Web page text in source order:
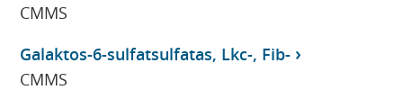
CMMS
Galaktos-6-sulfatsulfatas, Lkc-, Fib-
CMMS